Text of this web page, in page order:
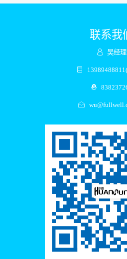
联系我
吴经理